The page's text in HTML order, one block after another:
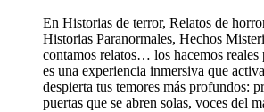
En Historias de terror, Relatos de
Historias Paranormales, Hechos
contamos relatos… los hacemos reales
es una experiencia inmersiva que
despierta tus temores más profundos:
puertas que se abren solas, voces del